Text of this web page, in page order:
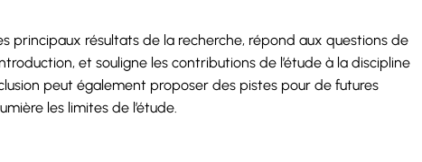
principaux résultats de la recherche, répond aux questions de
et souligne les contributions de l’étude à la discipline
peut également proposer des pistes pour de futures
les limites de l’étude.